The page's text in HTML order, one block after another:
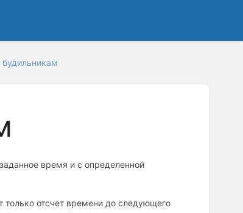
будильникам
время и с определенной
только отсчет времени до следующего